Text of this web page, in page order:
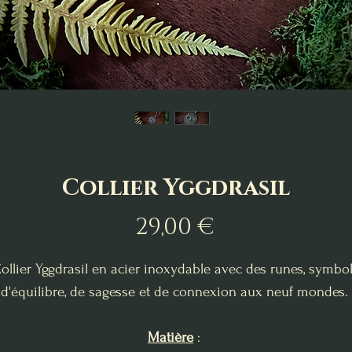
Collier Yggdrasil
29,00 €Prix
Yggdrasil en acier inoxydable avec des runes,
d'équilibre, de sagesse et de connexion aux neuf mondes.
Matière: